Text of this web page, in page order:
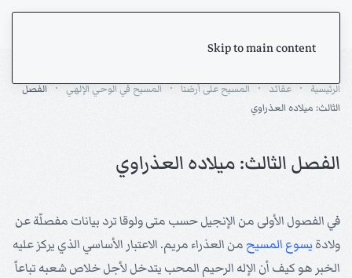
Skip to main content
الرئيسية عقائد المسيح على أرضنا المسيح في الوحي الإلهي
الفصل
الثالث: ميلاده العذراوي
الفصل الثالث: ميلاده العذراوي
في الفصول الأولى من الإنجيل حسب متى ولوقا ترد بيانات مفصلّة عن
ولادة يسوع المسيح من العذراء مريم. الاعتبار الأساسي الذي يركز عليه
الخبر هو كيف أن الإله الرحيم المحب يتدخل لأجل خلاص شعبه تباعاً